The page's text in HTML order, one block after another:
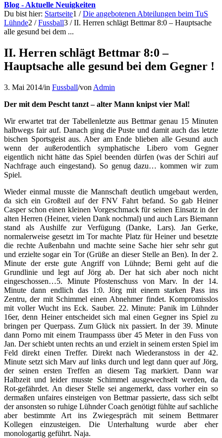
Blog - Aktuelle Neuigkeiten
Du bist hier: Startseite1 / Die angebotenen Abteilungen beim TuS
Lühnde2 / Fussball3 / II. Herren schlägt Bettmar 8:0 – Hauptsache
alle gesund bei dem ...
II. Herren schlägt Bettmar 8:0 –
Hauptsache alle gesund bei dem Gegner !
3. Mai 2014/in Fussball/von Admin
Der mit dem Pescht tanzt – alter Mann knipst vier Mal!
Wir erwartet trat der Tabellenletzte aus Bettmar genau 15 Minuten
halbwegs fair auf. Danach ging die Puste und damit auch das letzte
bischen Sportsgeist aus. Aber am Ende blieben alle Gesund auch
wenn der außerodentlich symphatische Libero vom Gegner
eigentlich nicht hätte das Spiel beenden dürfen (was der Schiri auf
Nachfrage auch eingestand). So genug dazu… kommen wir zum
Spiel.
Wieder einmal musste die Mannschaft deutlich umgebaut werden,
da sich ein Großteil auf der FNV Fahrt befand. So gab Heiner
Casper schon einen kleinen Vorgeschmack für seinen Einsatz in der
alten Herren (Heiner, vielen Dank nochmal) und auch Lars Biemann
stand als Aushilfe zur Verfügung (Danke, Lars). Jan Gerke,
normalerweise gesetzt im Tor machte Platz für Heiner und besetzte
die rechte Außenbahn und machte seine Sache hier sehr sehr gut
und erzielte sogar ein Tor (Grüße an dieser Stelle an Ben). In der 2.
Minute der erste gute Angriff von Lühnde; Berni geht auf die
Grundlinie und legt auf Jörg ab. Der hat sich aber noch nicht
eingeschossen…5. Minute Pfostenschuss von Marv. In der 14.
Minute dann endlich das 1:0. Jörg mit einem starken Pass ins
Zentru, der mit Schimmel einen Abnehmer findet. Kompromisslos
mit voller Wucht ins Eck. Sauber. 22. Minute: Panik im Lühnder
16er, denn Heiner entscheidet sich mal einen Gegner ins Spiel zu
bringen per Querpass. Zum Glück nix passiert. In der 39. Minute
dann Porno mit einem Traumpasss über 45 Meter in den Fuss von
Jan. Der schiebt unten rechts an und erzielt in seinem ersten Spiel im
Feld direkt einen Treffer. Direkt nach Wiederanstoss in der 42.
Minute setzt sich Marv auf links durch und legt dann quer auf Jörg,
der seinen ersten Treffen an diesem Tag markiert. Dann war
Halbzeit und leider musste Schimmel ausgewechselt werden, da
Rot-gefährdet. An dieser Stelle sei angemerkt, dass vorher ein so
dermaßen unfaires einsteigen von Bettmar passierte, dass sich selbt
der ansonsten so ruhige Lühnder Coach genötigt fühlte auf sachliche
aber bestimmte Art ins Zwiegespräch mit seinem Bettmarer
Kollegen einzusteigen. Die Unterhaltung wurde aber eher
monologartig geführt. Naja.